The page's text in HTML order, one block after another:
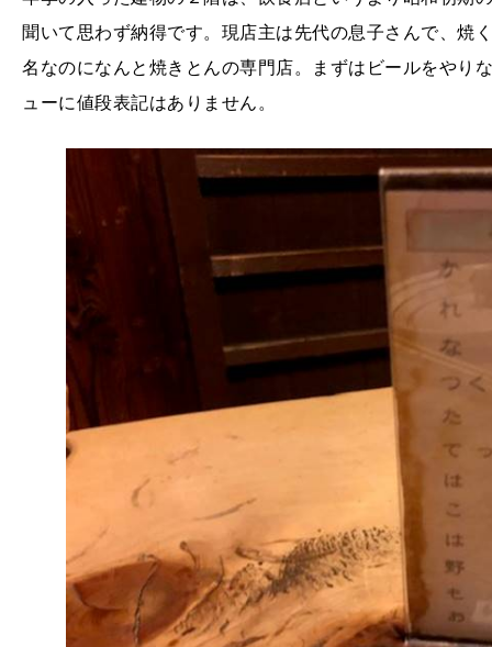
聞いて思わず納得です。現店主は先代の息子さんで、焼
名なのになんと焼きとんの専門店。まずはビールをやり
ューに値段表記はありません。